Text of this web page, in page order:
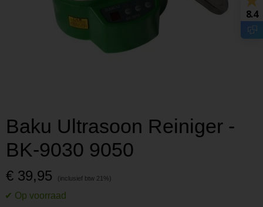
Baku Ultrasoon Reiniger -
BK-9030 9050
€ 39,95
8.4